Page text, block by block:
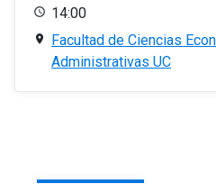
14:00
Facultad de Ciencias
Administrativas UC